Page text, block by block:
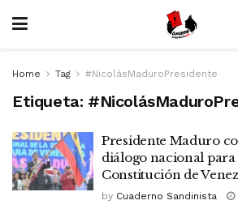
Home Tag #NicolásMaduroPresidente
Etiqueta:
Presidente Maduro
diálogo nacional
Constitución de
by Cuaderno Sandinista